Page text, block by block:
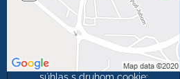
obsah?
Povoliť tentokrát
Povoliť a zapamätať -
súhlas s druhom cookie: